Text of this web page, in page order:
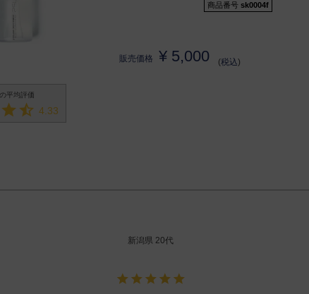
商品番号 sk0004f
販売価格 ¥ 5,000 税込
4.33
新潟県 20代